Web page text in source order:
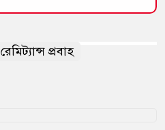
রেমিট্যান্স প্রবাহ